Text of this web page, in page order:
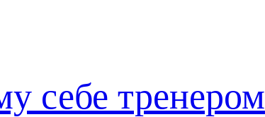
себе тренером